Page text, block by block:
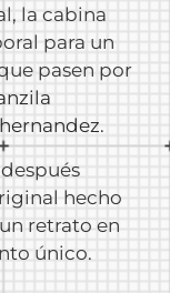
la cabina
para un
pasen por
.
hecho
retrato en
único.